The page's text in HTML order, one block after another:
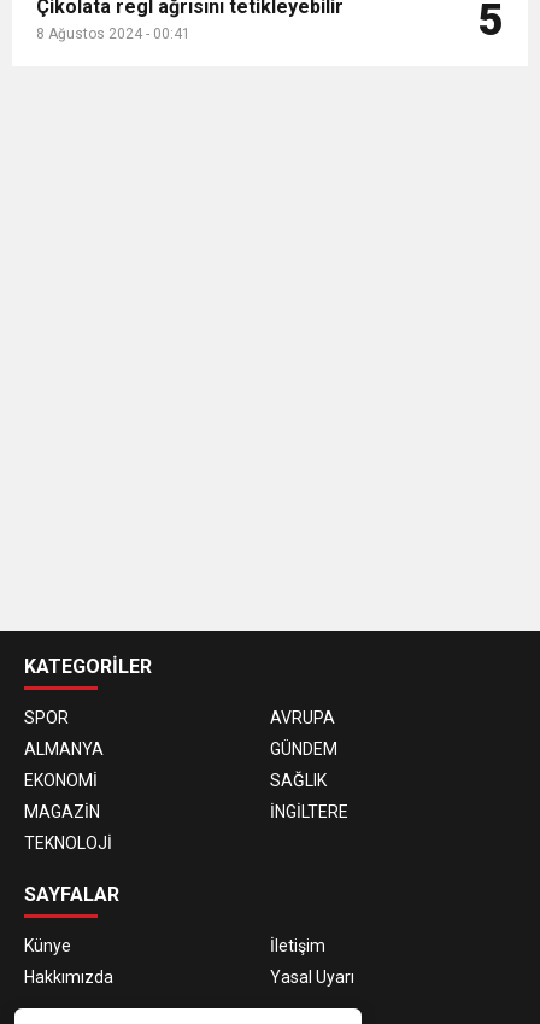
Çikolata regl ağrısını tetikleyebilir
8 Ağustos 2024 - 00:41 5
KATEGORİLER
SPOR
AVRUPA
ALMANYA
GÜNDEM
EKONOMİ
SAĞLIK
MAGAZİN
İNGİLTERE
TEKNOLOJİ
SAYFALAR
Künye
İletişim
Hakkımızda
Yasal Uyarı